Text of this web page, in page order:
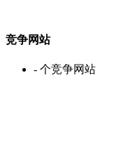
竞争网站
- 个竞争网站